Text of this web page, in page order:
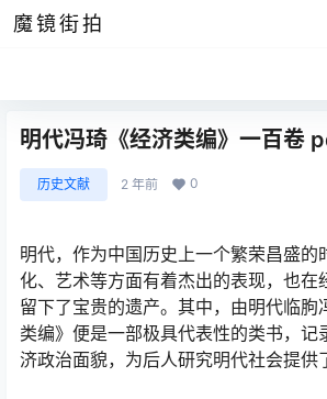
魔镜街拍
明代冯琦《经济类编》一百卷
历史文献 2 年前 0
明代，作为中国历史上一个繁荣昌盛的
化、艺术等方面有着杰出的表现，也在
留下了宝贵的遗产。其中，由明代临朐
类编》便是一部极具代表性的类书，记
济政治面貌，为后人研究明代社会提供